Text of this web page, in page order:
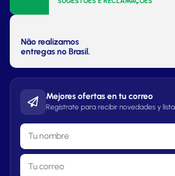
Não realizamos
entregas no Brasil.
Mejores ofertas en tu correo
Regístrate para recibir novedades y